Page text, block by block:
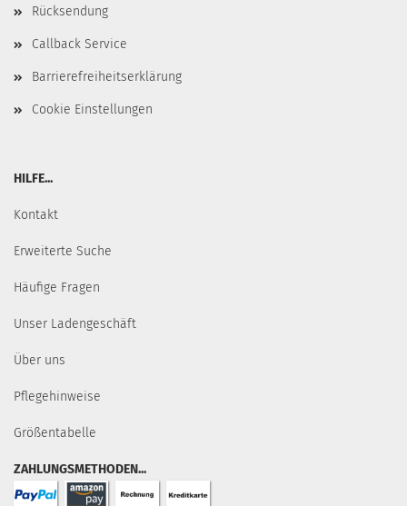
Rücksendung
Callback Service
Barrierefreiheitserklärung
Cookie Einstellungen
HILFE...
Kontakt
Erweiterte Suche
Häufige Fragen
Unser Ladengeschäft
Über uns
Pflegehinweise
Größentabelle
ZAHLUNGSMETHODEN...